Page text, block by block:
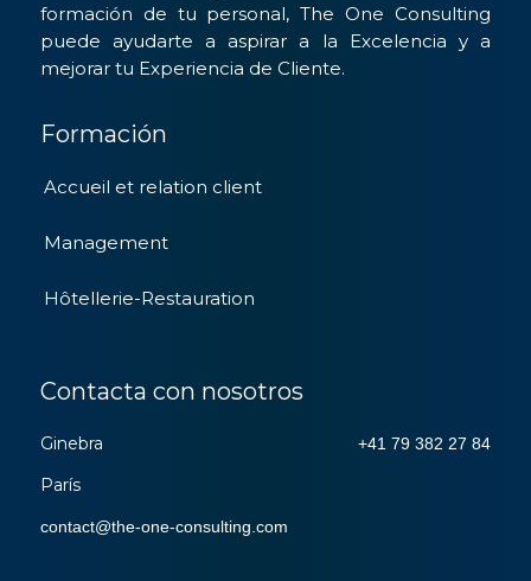
formación de tu personal, The One Consulting
puede ayudarte a aspirar a la Excelencia y a
mejorar tu Experiencia de Cliente.
Formación
Accueil et relation client
Management
Hôtellerie-Restauration
Contacta con nosotros
Ginebra +41 79 382 27 84
París
contact@the-one-consulting com